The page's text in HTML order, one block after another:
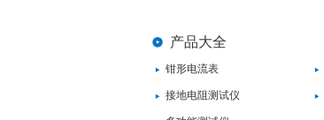
产品大全
钳形电流表
接地电阻测试仪